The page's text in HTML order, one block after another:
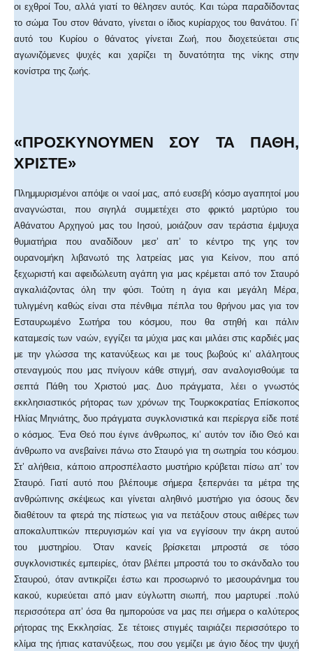
οι εχθροί Του, αλλά γιατί το θέλησεν αυτός. Και τώρα παραδίδοντας
το σώμα Του στον θάνατο, γίνεται ο ίδιος κυρίαρχος του θανάτου. Γι’
αυτό του Κυρίου ο θάνατος γίνεται Ζωή, που διοχετεύεται στις
αγωνιζόμενες ψυχές και χαρίζει τη δυνατότητα της νίκης στην
κονίστρα της ζωής.
«ΠΡΟΣΚΥΝΟΥΜΕΝ ΣΟΥ ΤΑ ΠΑΘΗ,
ΧΡΙΣΤΕ»
Πλημμυρισμένοι απόψε οι ναοί μας, από ευσεβή κόσμο αγαπητοί μου
αναγνώσται, που σιγηλά συμμετέχει στο φρικτό μαρτύριο του
Αθάνατου Αρχηγού μας του Ιησού, μοιάζουν σαν τεράστια έμψυχα
θυμιατήρια που αναδίδουν μεσ’ απ’ το κέντρο της γης τον
ουρανομήκη λιβανωτό της λατρείας μας για Κείνον, που από
ξεχωριστή και αφειδώλευτη αγάπη για μας κρέμεται από τον Σταυρό
αγκαλιάζοντας όλη την φύσι. Τούτη η άγια και μεγάλη Μέρα,
τυλιγμένη καθώς είναι στα πένθιμα πέπλα του θρήνου μας για τον
Εσταυρωμένο Σωτήρα του κόσμου, που θα στηθή και πάλιν
καταμεσίς των ναών, εγγίζει τα μύχια μας και μιλάει στις καρδιές μας
με την γλώσσα της κατανύξεως και με τους βωβούς κι’ αλάλητους
στεναγμούς που μας πνίγουν κάθε στιγμή, σαν αναλογισθούμε τα
σεπτά Πάθη του Χριστού μας. Δυο πράγματα, λέει ο γνωστός
εκκλησιαστικός ρήτορας των χρόνων της Τουρκοκρατίας Επίσκοπος
Ηλίας Μηνιάτης, δυο πράγματα συγκλονιστικά και περίεργα είδε ποτέ
ο κόσμος. Ένα Θεό που έγινε άνθρωπος, κι’ αυτόν τον ίδιο Θεό και
άνθρωπο να ανεβαίνει πάνω στο Σταυρό για τη σωτηρία του κόσμου.
Στ’ αλήθεια, κάποιο απροσπέλαστο μυστήριο κρύβεται πίσω απ’ τον
Σταυρό. Γιατί αυτό που βλέπουμε σήμερα ξεπερνάει τα μέτρα της
ανθρώπινης σκέψεως και γίνεται αληθινό μυστήριο για όσους δεν
διαθέτουν τα φτερά της πίστεως για να πετάξουν στους αιθέρες των
αποκαλυπτικών πτερυγισμών καί για να εγγίσουν την άκρη αυτού
του μυστηρίου. Όταν κανείς βρίσκεται μπροστά σε τόσο
συγκλονιστικές εμπειρίες, όταν βλέπει μπροστά του το σκάνδαλο του
Σταυρού, όταν αντικρίζει έστω και προσωρινό το μεσουράνημα του
κακού, κυριεύεται από μιαν εύγλωττη σιωπή, που μαρτυρεί .πολύ
περισσότερα απ’ όσα θα ημπορούσε να μας πει σήμερα ο καλύτερος
ρήτορας της Εκκλησίας. Σε τέτοιες στιγμές ταιριάζει περισσότερο το
κλίμα της ήπιας κατανύξεως, που σου γεμίζει με άγιο δέος την ψυχή